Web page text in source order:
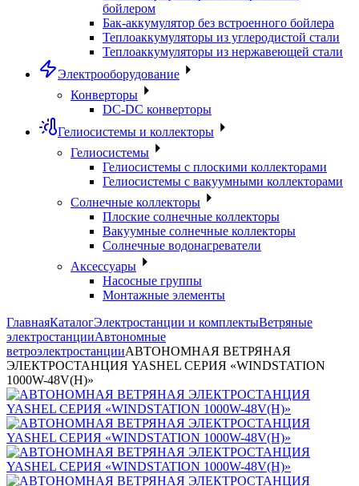
бойлером
Бак-аккумулятор без встроенного бойлера
Теплоаккумуляторы из углеродистой стали
Теплоаккумуляторы из нержавеющей стали
Электрооборудование
Конверторы
DC-DC конверторы
Гелиосистемы и коллекторы
Гелиосистемы
Гелиосистемы с плоскими коллекторами
Гелиосистемы с вакуумными коллекторами
Солнечные коллекторы
Плоские солнечные коллекторы
Вакуумные солнечные коллекторы
Солнечные водонагреватели
Аксессуары
Насосные группы
Монтажные элементы
ГлавнаяКаталогЭлектростанции и комплектыВетряные
электростанцииАвтономные
ветроэлектростанцииАВТОНОМНАЯ ВЕТРЯНАЯ
ЭЛЕКТРОСТАНЦИЯ YASHEL СЕРИЯ «WINDSTATION
1000W-48V(H)»